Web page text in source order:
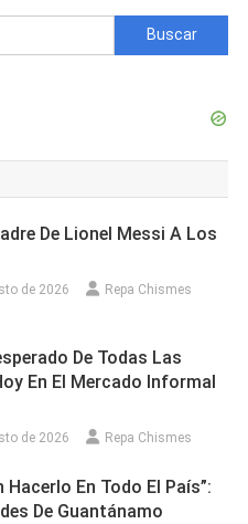
Buscar:
De Lionel Messi A Los
de 2026 Repa Chismes
De Todas Las
En El Mercado Informal
de 2026 Repa Chismes
Hacerlo En Todo El País”:
De Guantánamo